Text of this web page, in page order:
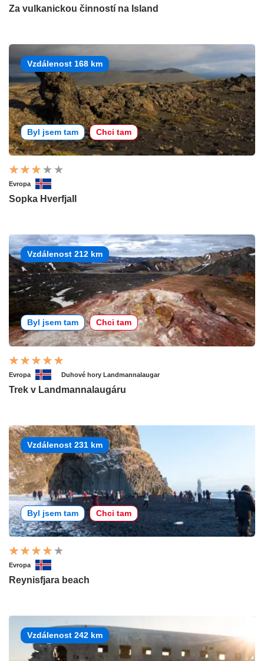
Za vulkanickou činností na Island
Vzdálenost 168 km
Byl jsem tam Chci tam
Evropa
Sopka Hverfjall
Vzdálenost 212 km
Byl jsem tam Chci tam
Evropa Duhové hory Landmannalaugar
Trek v Landmannalaugáru
Vzdálenost 231 km
Byl jsem tam Chci tam
Evropa
Reynisfjara beach
Vzdálenost 242 km